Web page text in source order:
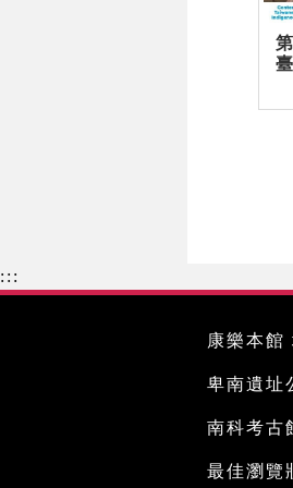
:::
康樂本館
卑南遺址
南科考古
最佳瀏覽